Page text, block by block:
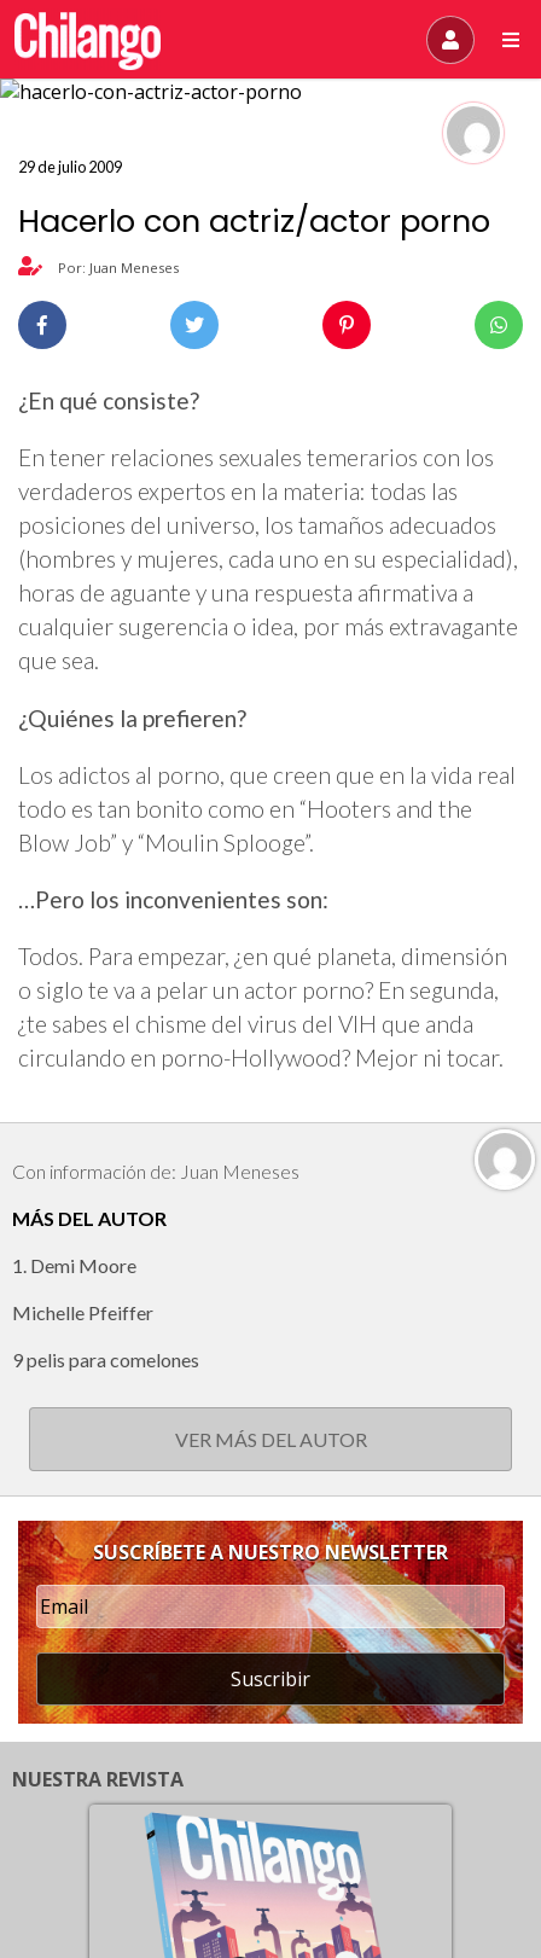
29 de julio 2009
Hacerlo con actriz/actor porno
Por: Juan Meneses
¿En qué consiste?
En tener relaciones sexuales temerarios con los
verdaderos expertos en la materia: todas las
posiciones del universo, los tamaños adecuados
(hombres y mujeres, cada uno en su especialidad),
horas de aguante y una respuesta afirmativa a
cualquier sugerencia o idea, por más extravagante
que sea.
¿Quiénes la prefieren?
Los adictos al porno, que creen que en la vida real
todo es tan bonito como en “Hooters and the
Blow Job” y “Moulin Splooge”.
…Pero los inconvenientes son:
Todos. Para empezar, ¿en qué planeta, dimensión
o siglo te va a pelar un actor porno? En segunda,
¿te sabes el chisme del virus del VIH que anda
circulando en porno-Hollywood? Mejor ni tocar.
Con información de: Juan Meneses
MÁS DEL AUTOR
1. Demi Moore
Michelle Pfeiffer
9 pelis para comelones
VER MÁS DEL AUTOR
SUSCRÍBETE A NUESTRO NEWSLETTER
Suscribir
NUESTRA REVISTA